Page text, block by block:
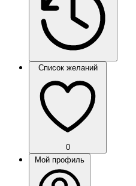
Список желаний
0
Мой профиль